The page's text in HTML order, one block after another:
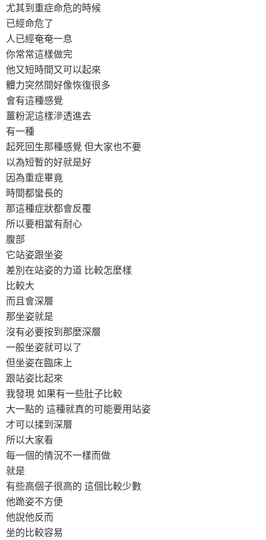
尤其到重症命危的時候
已經命危了
人已經奄奄一息
你常常這樣做完
他又短時間又可以起來
體力突然間好像恢復很多
會有這種感覺
薑粉泥這樣滲透進去
有一種
起死回生那種感覺 但大家也不要
以為短暫的好就是好
因為重症畢竟
時間都蠻長的
那這種症狀都會反覆
所以要相當有耐心
腹部
它站姿跟坐姿
差別在站姿的力道 比較怎麼樣
比較大
而且會深層
那坐姿就是
沒有必要按到那麼深層
一般坐姿就可以了
但坐姿在臨床上
跟站姿比起來
我發現 如果有一些肚子比較
大一點的 這種就真的可能要用站姿
才可以揉到深層
所以大家看
每一個的情況不一樣而做
就是
有些高個子很高的 這個比較少數
他跪姿不方便
他說他反而
坐的比較容易